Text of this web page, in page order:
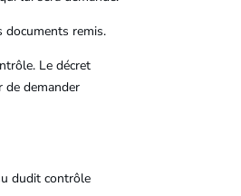
documents remis.
Le décret
de demander
dudit contrôle